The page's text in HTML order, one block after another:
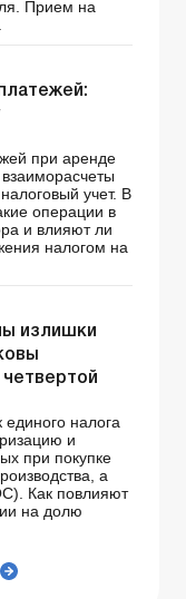
Прием на
при аренде
учет. В
операции в
и влияют ли
налогом на
излишки
налога
и
при покупке
а
Как повлияют
на долю